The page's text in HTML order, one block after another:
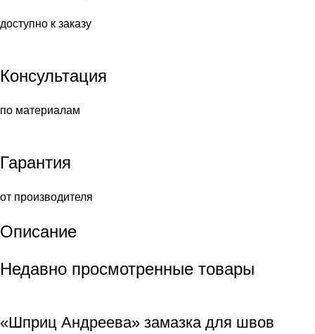
доступно к заказу
Консультация
по материалам
Гарантия
от производителя
Описание
Недавно просмотренные товары
«Шприц Андреева» замазка для швов